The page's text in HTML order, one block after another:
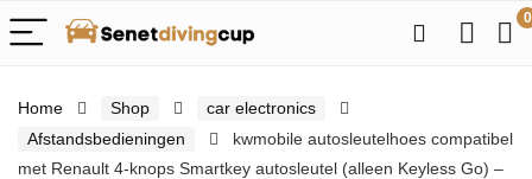
0
Home Shop
car electronics
Afstandsbedieningen
kwmobile autosleutelhoes compatibel
met Renault 4-knops Smartkey autosleutel (alleen Keyless Go) –